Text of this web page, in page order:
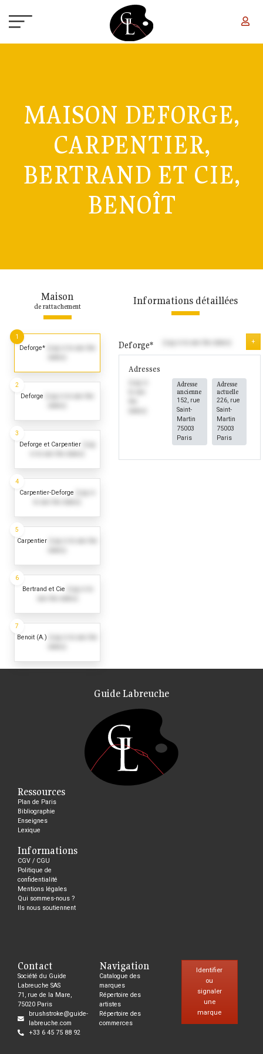
MAISON DEFORGE,
CARPENTIER,
BERTRAND ET CIE,
BENOÎT
Maison
de rattachement Informations détaillées
Deforge*
1
Deforge
2
Deforge et Carpentier
3
Carpentier-Deforge
4
Carpentier
5
Bertrand et Cie
6
Benoit (A.)
7
Deforge* +
Adresses
Adresse
ancienne
152, rue
Saint-
Martin
75003
Paris
Adresse
actuelle
226, rue
Saint-
Martin
75003
Paris
Guide Labreuche
Ressources
Plan de Paris
Bibliographie
Enseignes
Lexique
Informations
CGV / CGU
Politique de
confidentialité
Mentions légales
Qui sommes-nous ?
Ils nous soutiennent
Contact
Société du Guide
Labreuche SAS
71, rue de la Mare,
75020 Paris
brushstroke@guide-
labreuche.com
+33 6 45 75 88 92
Navigation
Catalogue des
marques
Répertoire des
artistes
Répertoire des
commerces
Identifier
ou
signaler
une
marque